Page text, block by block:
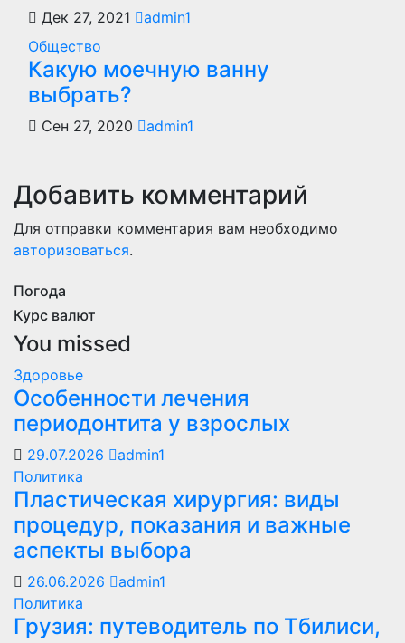
Дек 27, 2021
admin1
Общество
Какую моечную ванну
выбрать?
Сен 27, 2020 admin1
Добавить комментарий
Для отправки комментария вам необходимо
авторизоваться.
Погода
Курс валют
You missed
Здоровье
Особенности лечения
периодонтита у взрослых
29.07.2026
admin1
Политика
Пластическая хирургия: виды
процедур, показания и важные
аспекты выбора
26.06.2026
admin1
Политика
Грузия: путеводитель по Тбилиси,